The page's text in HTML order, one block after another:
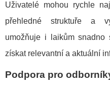
Uživatelé mohou rychle
přehledné struktuře a
umožňuje i laikům snadno
získat relevantní a aktuální
Podpora pro